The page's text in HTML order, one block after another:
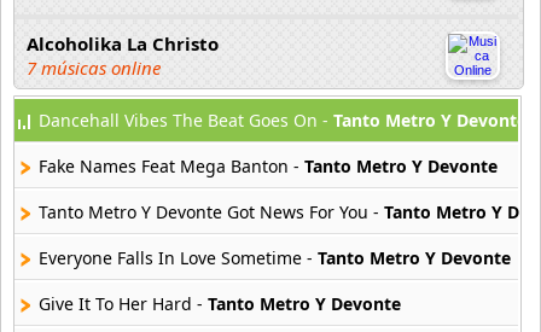
Alcoholika La Christo
7 músicas online
Atajo
22 músicas online
Banane Metalik
26 músicas online
16 músicas online
Dancehall Vibes The Beat Goes On - Tanto Metro Y Devonte
Fake Names Feat Mega Banton - Tanto Metro Y Devonte
Tanto Metro Y Devonte Got News For You - Tanto Metro Y
Everyone Falls In Love Sometime - Tanto Metro Y Devonte
Give It To Her Hard - Tanto Metro Y Devonte